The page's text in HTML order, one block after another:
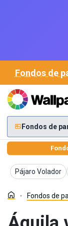
Fondos de
Fondos de
Pájaro Volador
Fondos de
Fondos de